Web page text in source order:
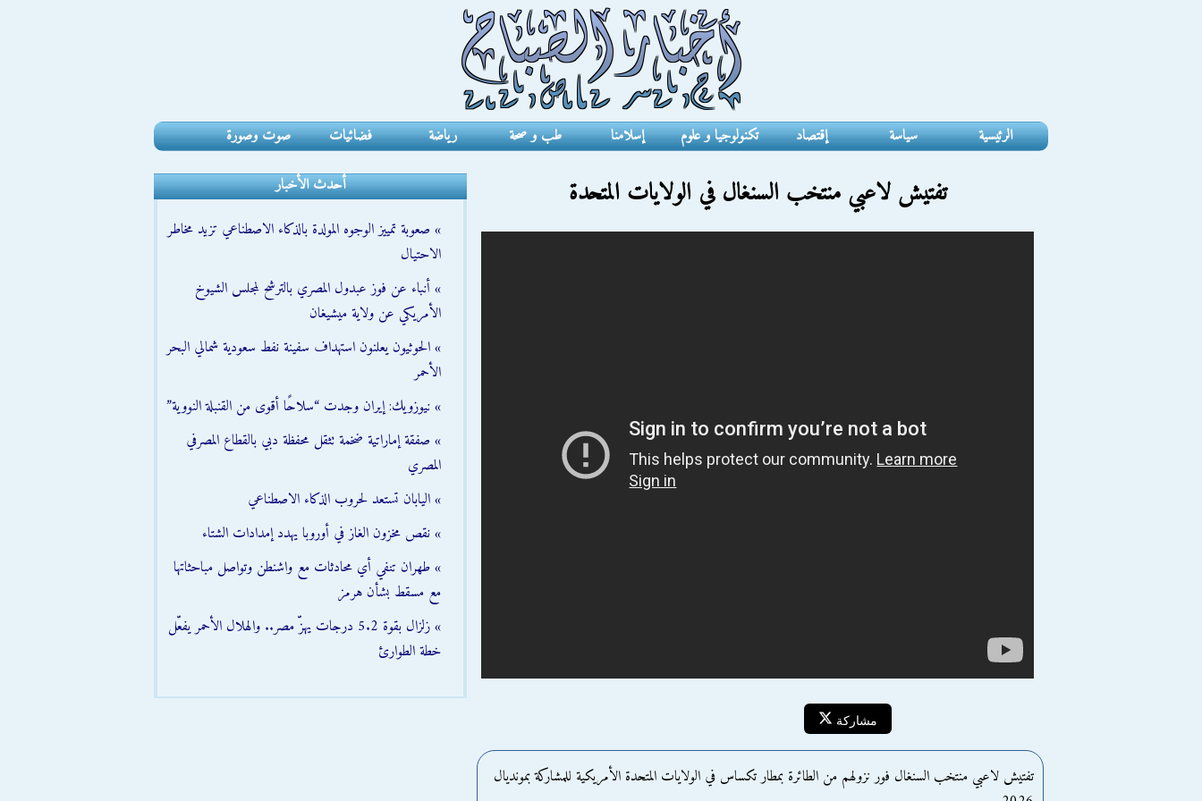
الرئيسية سياسة إقتصاد تكنولوجيا و علوم إسلامنا طب و صحة رياضة فضائيات صوت وصورة
تفتيش لاعبي منتخب السنغال في الولايات المتحدة
مشاركة
تفتيش لاعبي منتخب السنغال فور نزولهم من الطائرة بمطار تكساس في الولايات المتحدة الأمريكية للمشاركة بمونديال
أحدث الأخبار
» صعوبة تمييز الوجوه المولدة بالذكاء الاصطناعي تزيد مخاطر
الاحتيال
» أنباء عن فوز عبدول المصري بالترشح لمجلس الشيوخ
الأمريكي عن ولاية ميشيغان
» الحوثيون يعلنون استهداف سفينة نفط سعودية شمالي البحر
الأحمر
» نيوزويك: إيران وجدت “سلاحًا أقوى من القنبلة النووية”
» صفقة إماراتية ضخمة تثقل محفظة دبي بالقطاع المصرفي
المصري
» اليابان تستعد لحروب الذكاء الاصطناعي
» نقص مخزون الغاز في أوروبا يهدد إمدادات الشتاء
» طهران تنفي أي محادثات مع واشنطن وتواصل مباحثاتها
مع مسقط بشأن هرمز
» زلزال بقوة 5.2 درجات يهزّ مصر.. والهلال الأحمر يفعّل
خطة الطوارئ